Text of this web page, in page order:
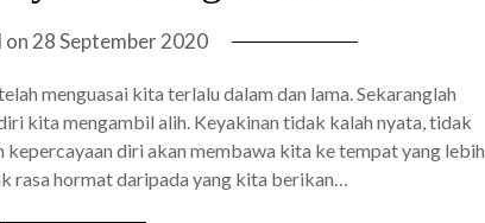
on 28 September 2020
menguasai kita terlalu dalam dan lama. Sekaranglah
kita mengambil alih. Keyakinan tidak kalah nyata, tidak
kepercayaan diri akan membawa kita ke tempat yang lebih
rasa hormat daripada yang kita berikan…